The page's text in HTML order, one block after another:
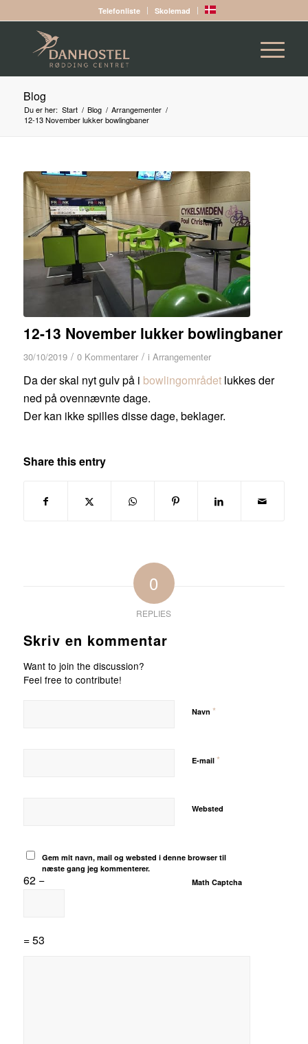
Telefonliste Skolemad
Blog
Du er her: Start / Blog / Arrangementer /
12-13 November lukker bowlingbaner
12-13 November lukker bowlingbaner
30/10/2019 / 0 Kommentarer / i Arrangementer
Da der skal nyt gulv på i bowlingområdetlukkes der
ned på ovennævnte dage.
Der kan ikke spilles disse dage, beklager.
Share this entry
0
REPLIES
Skriv en kommentar
Want to join the discussion?
Feel free to contribute!
Navn *
E-mail *
Websted
Gem mit navn, mail og websted i denne browser til
næste gang jeg kommenterer.
Math Captcha
62 −
= 53